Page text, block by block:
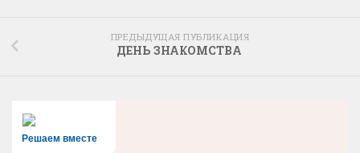
ПРЕДЫДУЩАЯ ПУБЛИКАЦИЯ
ДЕНЬ ЗНАКОМСТВА
Решаем вместе